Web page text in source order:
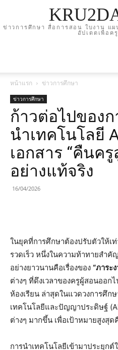
ข่าวการศึกษา สื่อการสอน ใบงาน แ
อัปเดตเพื่อค
หน้าแรก ข่าวการศึกษา
ข่าวการศึกษา
ก้าวต่อไปของ
นำเทคโนโลยี
เอกสาร “คืนครู
อย่างแท้จริง
16/04/2026
ในยุคที่การศึกษาต้องปรับตัวให้เ
รวดเร็ว หนึ่งในความท้าทายสำ
อย่างยาวนานคือเรื่องของ “ภาระ
ต่างๆ ที่ดึงเวลาของครูผู้สอนออก
ห้องเรียน ล่าสุดในแวดวงการศึก
เทคโนโลยีและปัญญาประดิษฐ์
ต่างๆ มากขึ้น เพื่อเป้าหมายสูงสุด
การนำเทคโนโลยีเข้ามาประยุกต์